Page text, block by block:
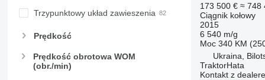
Trzypunktowy układ zawieszenia
Prędkość
Prędkość obrotowa WOM
(obr./min)
173 500 € ≈ 748
Ciągnik kołowy
2015
6 540 m/g
Moc 340 KM
Ukraina,
TraktorHata
Kontakt z